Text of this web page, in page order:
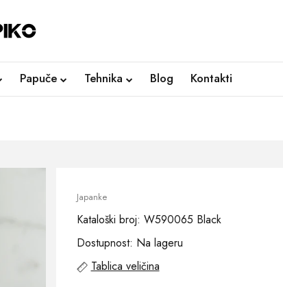
Papuče Tehnika Blog Kontakti
Japanke
Kataloški broj: W590065 Black
Dostupnost: Na lageru
Tablica veličina